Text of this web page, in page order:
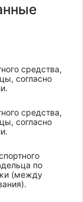
средства,
согласно
средства,
согласно
по
(между